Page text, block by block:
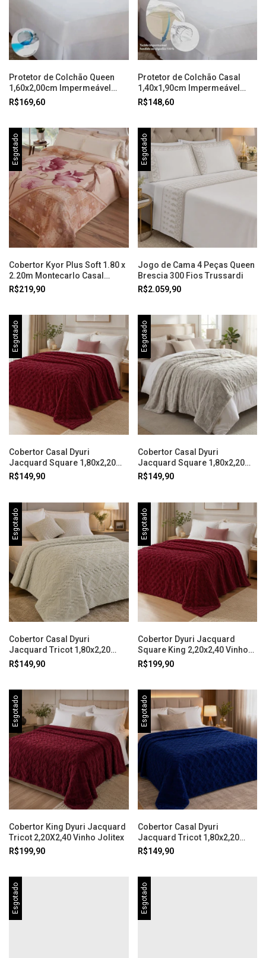
Protetor de Colchão Queen
1,60x2,00cm Impermeável
Kacyumara
R$169,60
Protetor de Colchão Casal
1,40x1,90cm Impermeável
Kacyumara
R$148,60
Esgotado
Cobertor Kyor Plus Soft 1.80 x
2.20m Montecarlo Casal
Jolitex
R$219,90
Esgotado
Jogo de Cama 4 Peças Queen
Brescia 300 Fios Trussardi
R$2.059,90
Esgotado
Cobertor Casal Dyuri
Jacquard Square 1,80x2,20
Vinho Jolitex
R$149,90
Esgotado
Cobertor Casal Dyuri
Jacquard Square 1,80x2,20
Taupe Jolitex
R$149,90
Esgotado
Cobertor Casal Dyuri
Jacquard Tricot 1,80x2,20
Bege Jolitex
R$149,90
Esgotado
Cobertor Dyuri Jacquard
Square King 2,20x2,40 Vinho
Jolitex
R$199,90
Esgotado
Cobertor King Dyuri Jacquard
Tricot 2,20X2,40 Vinho Jolitex
R$199,90
Esgotado
Cobertor Casal Dyuri
Jacquard Tricot 1,80x2,20
Azul Marinho Jolitex
R$149,90
Esgotado Esgotado